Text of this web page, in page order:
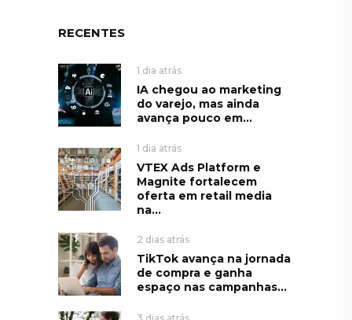
RECENTES
1 dia atrás
IA chegou ao marketing
do varejo, mas ainda
avança pouco em...
1 dia atrás
VTEX Ads Platform e
Magnite fortalecem
oferta em retail media
na...
2 dias atrás
TikTok avança na jornada
de compra e ganha
espaço nas campanhas...